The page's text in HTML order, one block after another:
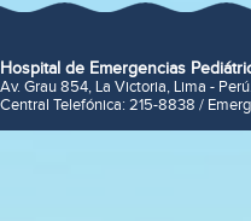
Hospital de Emergencias
Av. Grau 854, La Victoria, Lima - Perú.
Central Telefónica: 215-8838 /